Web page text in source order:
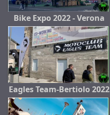
Bike Expo 2022 - Verona
Eagles Team-Bertiolo 2022